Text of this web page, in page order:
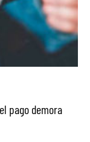
pago demora